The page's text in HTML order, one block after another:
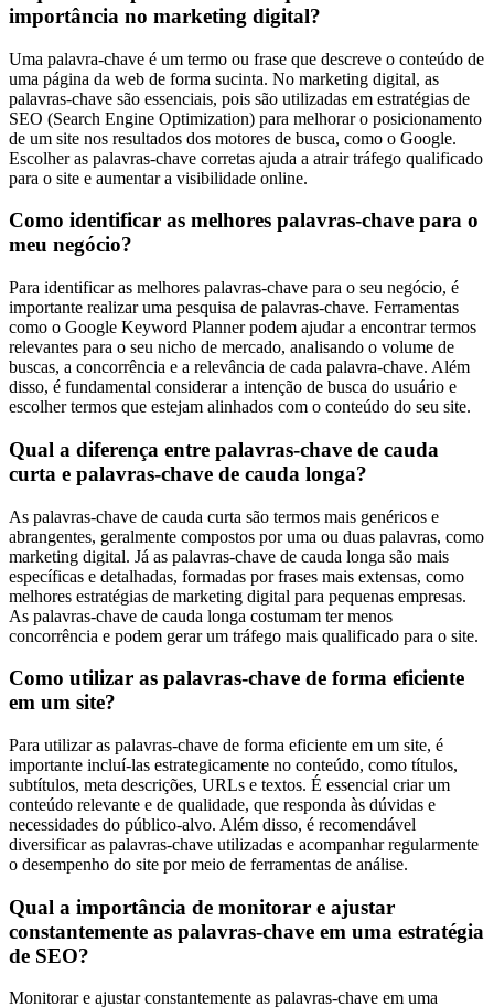
importância no marketing digital?
Uma palavra-chave é um termo ou frase que descreve o conteúdo de
uma página da web de forma sucinta. No marketing digital, as
palavras-chave são essenciais, pois são utilizadas em estratégias de
SEO (Search Engine Optimization) para melhorar o posicionamento
de um site nos resultados dos motores de busca, como o Google.
Escolher as palavras-chave corretas ajuda a atrair tráfego qualificado
para o site e aumentar a visibilidade online.
Como identificar as melhores palavras-chave para o
meu negócio?
Para identificar as melhores palavras-chave para o seu negócio, é
importante realizar uma pesquisa de palavras-chave. Ferramentas
como o Google Keyword Planner podem ajudar a encontrar termos
relevantes para o seu nicho de mercado, analisando o volume de
buscas, a concorrência e a relevância de cada palavra-chave. Além
disso, é fundamental considerar a intenção de busca do usuário e
escolher termos que estejam alinhados com o conteúdo do seu site.
Qual a diferença entre palavras-chave de cauda
curta e palavras-chave de cauda longa?
As palavras-chave de cauda curta são termos mais genéricos e
abrangentes, geralmente compostos por uma ou duas palavras, como
marketing digital. Já as palavras-chave de cauda longa são mais
específicas e detalhadas, formadas por frases mais extensas, como
melhores estratégias de marketing digital para pequenas empresas.
As palavras-chave de cauda longa costumam ter menos
concorrência e podem gerar um tráfego mais qualificado para o site.
Como utilizar as palavras-chave de forma eficiente
em um site?
Para utilizar as palavras-chave de forma eficiente em um site, é
importante incluí-las estrategicamente no conteúdo, como títulos,
subtítulos, meta descrições, URLs e textos. É essencial criar um
conteúdo relevante e de qualidade, que responda às dúvidas e
necessidades do público-alvo. Além disso, é recomendável
diversificar as palavras-chave utilizadas e acompanhar regularmente
o desempenho do site por meio de ferramentas de análise.
Qual a importância de monitorar e ajustar
constantemente as palavras-chave em uma estratégia
de SEO?
Monitorar e ajustar constantemente as palavras-chave em uma